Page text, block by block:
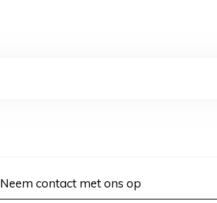
Neem contact met ons op